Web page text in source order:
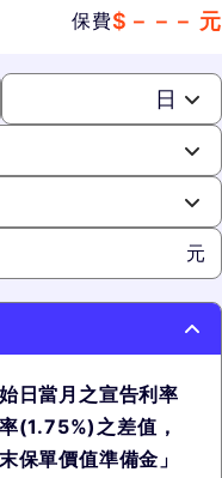
保費$ －－－ 元
日
元
日當月之宣告利率
(1.75%)之差值，
保單價值準備金」